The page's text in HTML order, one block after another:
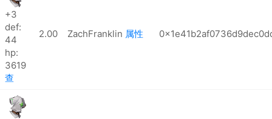
+3
def:
44
hp:
3619
查
2.00 ZachFranklin 属性